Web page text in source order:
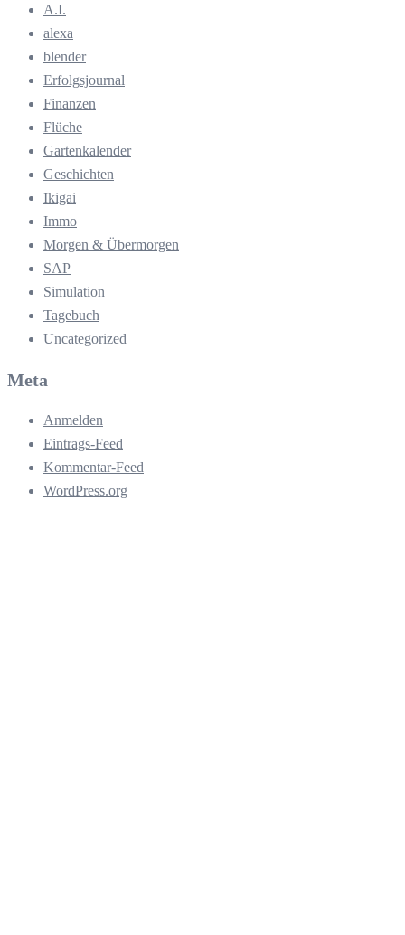
A.I.
alexa
blender
Erfolgsjournal
Finanzen
Flüche
Gartenkalender
Geschichten
Ikigai
Immo
Morgen & Übermorgen
SAP
Simulation
Tagebuch
Uncategorized
Meta
Anmelden
Eintrags-Feed
Kommentar-Feed
WordPress.org